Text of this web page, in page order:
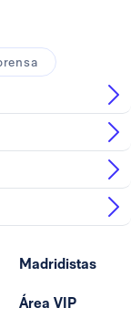
Madridistas
Área VIP